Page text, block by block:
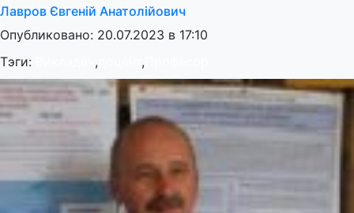
Лавров Євгеній Анатолійович
Опубликовано: 20.07.2023 в 17:10
Тэги:
, ,